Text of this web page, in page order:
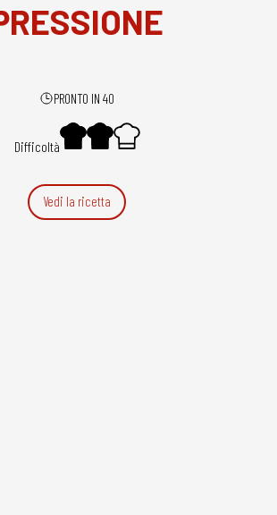
PRONTO IN 40
Difficoltà
Vedi la ricetta